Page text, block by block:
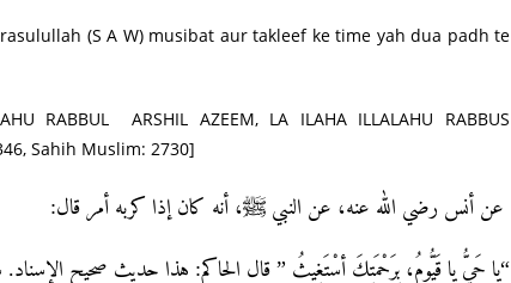
(S A W) musibat aur takleef ke time yah dua padh te
RABBUL ARSHIL AZEEM, LA ILAHA ILLALAHU RABBUS
Sahih Muslim: 2730]
عن أنس رضي الله عنه، عن النبي ﷺ، أنه كان إذا كربه أمر قال:
“يا حَيُّ يا قَيُّومُ، بِرَحْمَتِكَ أسْتَغِيثُ ” قال الحاكم: هذا حديث صحيح الإِسناد.